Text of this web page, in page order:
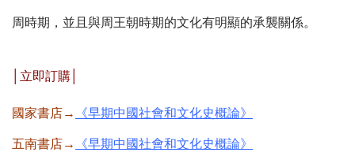
周時期，並且與周王朝時期的文化有明顯的承襲關係。
│立即訂購│
國家書店→ 《早期中國社會和文化史概論》
五南書店→ 《早期中國社會和文化史概論》